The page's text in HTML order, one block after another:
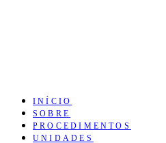
INÍCIO
SOBRE
PROCEDIMENTOS
UNIDADES